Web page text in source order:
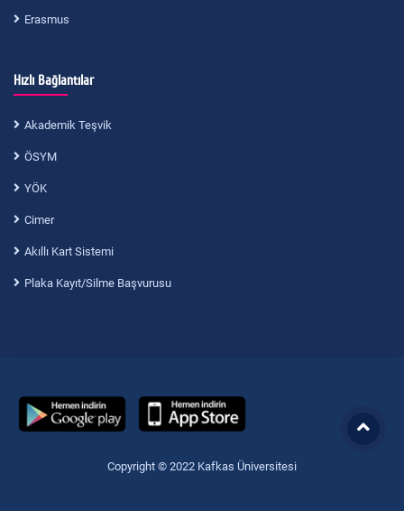
Erasmus
Hızlı Bağlantılar
Akademik Teşvik
ÖSYM
YÖK
Cimer
Akıllı Kart Sistemi
Plaka Kayıt/Silme Başvurusu
Copyright © 2022 Kafkas Üniversitesi